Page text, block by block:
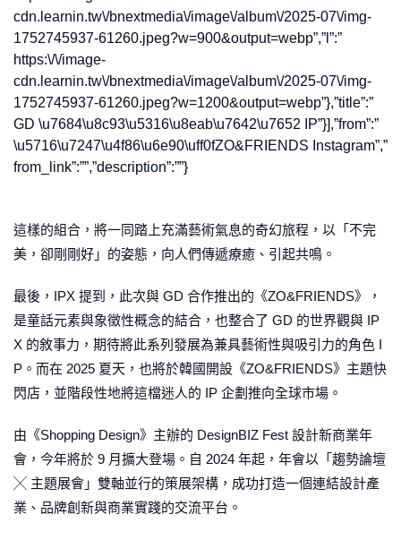
cdn.learnin.tw\/bnextmedia\/image\/album\/2025-07\/img-
1752745937-61260.jpeg?w=900&output=webp”,”l”:”
https:\/\/image-
cdn.learnin.tw\/bnextmedia\/image\/album\/2025-07\/img-
1752745937-61260.jpeg?w=1200&output=webp”},”title”:”
GD \u7684\u8c93\u5316\u8eab\u7642\u7652 IP”}],”from”:”
\u5716\u7247\u4f86\u6e90\uff0fZO&FRIENDS Instagram”,”
from_link”:””,”description”:””}
這樣的組合，將一同踏上充滿藝術氣息的奇幻旅程，以「不完
美，卻剛剛好」的姿態，向人們傳遞療癒、引起共鳴。
最後，IPX 提到，此次與 GD 合作推出的《ZO&FRIENDS》，
是童話元素與象徵性概念的結合，也整合了 GD 的世界觀與 IP
X 的敘事力，期待將此系列發展為兼具藝術性與吸引力的角色 I
P。而在 2025 夏天，也將於韓國開設《ZO&FRIENDS》主題快
閃店，並階段性地將這檔迷人的 IP 企劃推向全球市場。
由《Shopping Design》主辦的 DesignBIZ Fest 設計新商業年
會，今年將於 9 月擴大登場。自 2024 年起，年會以「趨勢論壇
╳ 主題展會」雙軸並行的策展架構，成功打造一個連結設計產
業、品牌創新與商業實踐的交流平台。